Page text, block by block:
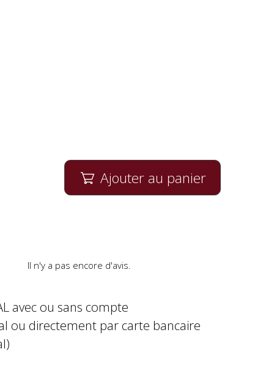
 Ajouter au panier
Il n'y a pas encore d'avis.
avec ou sans compte
ou directement par carte bancaire